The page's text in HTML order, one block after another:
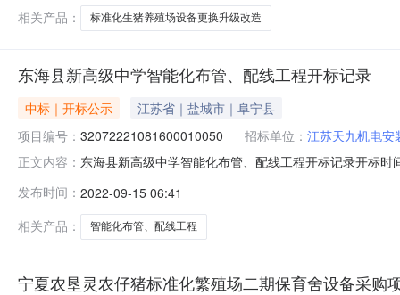
相关产品：
标准化生猪养殖场设备更换升级改造
东海县新高级中学智能化布管、配线工程开标记录
中标｜开标公示
江苏省｜盐城市｜阜宁县
项目编号： 32072221081600010050 招标单位： 江苏天九机电安
正文内容： 东海县新高级中学智能化布管、配线工程开标记录开标
间:TueSep1317:21:41CST2022,投标人名称:江苏中亿德
发布时间： 2022-09-15 06:41
相关产品：
智能化布管、配线工程
宁夏农垦灵农仔猪标准化繁殖场二期保育舍设备采购